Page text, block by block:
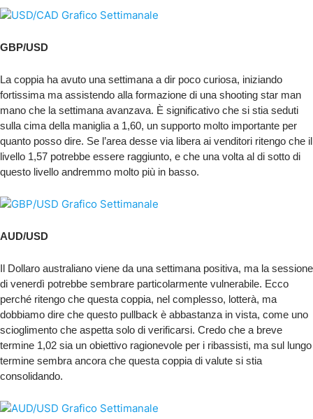
GBP/USD
La coppia ha avuto una settimana a dir poco curiosa, iniziando
fortissima ma assistendo alla formazione di una shooting star man
mano che la settimana avanzava. È significativo che si stia seduti
sulla cima della maniglia a 1,60, un supporto molto importante per
quanto posso dire. Se l’area desse via libera ai venditori ritengo che il
livello 1,57 potrebbe essere raggiunto, e che una volta al di sotto di
questo livello andremmo molto più in basso.
AUD/USD
Il Dollaro australiano viene da una settimana positiva, ma la sessione
di venerdì potrebbe sembrare particolarmente vulnerabile. Ecco
perché ritengo che questa coppia, nel complesso, lotterà, ma
dobbiamo dire che questo pullback è abbastanza in vista, come uno
scioglimento che aspetta solo di verificarsi. Credo che a breve
termine 1,02 sia un obiettivo ragionevole per i ribassisti, ma sul lungo
termine sembra ancora che questa coppia di valute si stia
consolidando.